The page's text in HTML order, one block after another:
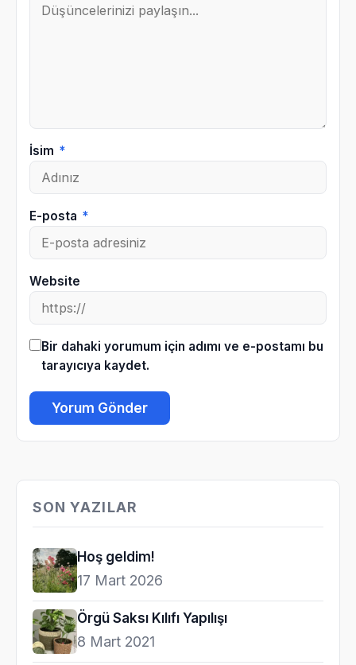
İsim *
E-posta *
Website
Bir dahaki yorumum için adımı ve e-postamı bu
tarayıcıya kaydet.
SON YAZILAR
Hoş geldim!
17 Mart 2026
Örgü Saksı Kılıfı Yapılışı
8 Mart 2021